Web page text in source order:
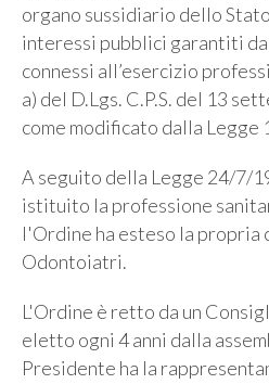
organo sussidiario dello
interessi pubblici garantiti
connessi all’esercizio
a) del D.Lgs. C.P.S. del 13
come modificato dalla Legge
A seguito della Legge 24/7/
istituito la professione
l'Ordine ha esteso la propria
Odontoiatri.
L'Ordine è retto da un
eletto ogni 4 anni dalla
Presidente ha la